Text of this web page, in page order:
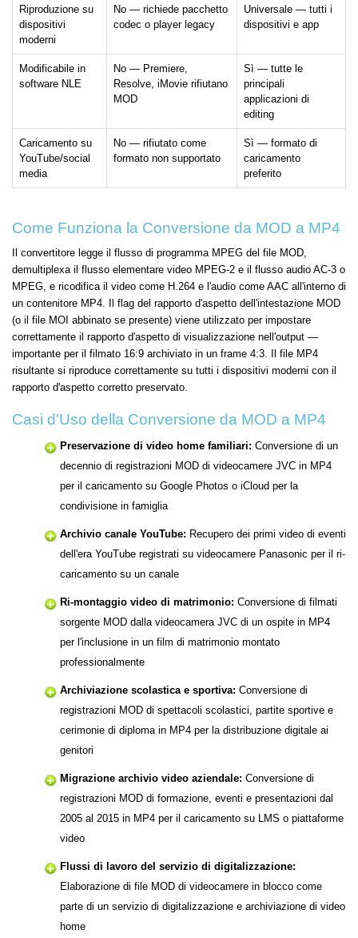
Riproduzione su
dispositivi
moderni
No — richiede pacchetto
codec o player legacy
Universale — tutti i
dispositivi e app
Modificabile in
software NLE
No — Premiere,
Resolve, iMovie rifiutano
MOD
Sì — tutte le
principali
applicazioni di
editing
Caricamento su
YouTube/social
media
No — rifiutato come
formato non supportato
Sì — formato di
caricamento
preferito
Come Funziona la Conversione da MOD a MP4
Il convertitore legge il flusso di programma MPEG del file MOD,
demultiplexa il flusso elementare video MPEG-2 e il flusso audio AC-3 o
MPEG, e ricodifica il video come H.264 e l'audio come AAC all'interno di
un contenitore MP4. Il flag del rapporto d'aspetto dell'intestazione MOD
(o il file MOI abbinato se presente) viene utilizzato per impostare
correttamente il rapporto d'aspetto di visualizzazione nell'output —
importante per il filmato 16:9 archiviato in un frame 4:3. Il file MP4
risultante si riproduce correttamente su tutti i dispositivi moderni con il
rapporto d'aspetto corretto preservato.
Casi d'Uso della Conversione da MOD a MP4
Preservazione di video home familiari: Conversione di un
decennio di registrazioni MOD di videocamere JVC in MP4
per il caricamento su Google Photos o iCloud per la
condivisione in famiglia
Archivio canale YouTube: Recupero dei primi video di eventi
dell'era YouTube registrati su videocamere Panasonic per il ri-
caricamento su un canale
Ri-montaggio video di matrimonio: Conversione di filmati
sorgente MOD dalla videocamera JVC di un ospite in MP4
per l'inclusione in un film di matrimonio montato
professionalmente
Archiviazione scolastica e sportiva: Conversione di
registrazioni MOD di spettacoli scolastici, partite sportive e
cerimonie di diploma in MP4 per la distribuzione digitale ai
genitori
Migrazione archivio video aziendale: Conversione di
registrazioni MOD di formazione, eventi e presentazioni dal
2005 al 2015 in MP4 per il caricamento su LMS o piattaforme
video
Flussi di lavoro del servizio di digitalizzazione:
Elaborazione di file MOD di videocamere in blocco come
parte di un servizio di digitalizzazione e archiviazione di video
home